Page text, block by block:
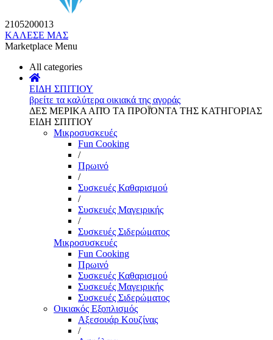
2105200013
ΚΑΛΕΣΕ ΜΑΣ
Marketplace Menu
All categories
ΕΙΔΗ ΣΠΙΤΙΟΥ
βρείτε τα καλύτερα οικιακά της αγοράς
ΔΕΣ ΜΕΡΙΚΑ ΑΠΌ ΤΑ ΠΡΟΪΌΝΤΑ ΤΗΣ ΚΑΤΗΓΟΡΙΑΣ
ΕΙΔΗ ΣΠΙΤΙΟΥ
Μικροσυσκευές
Fun Cooking
/
Πρωινό
/
Συσκευές Καθαρισμού
/
Συσκευές Μαγειρικής
/
Συσκευές Σιδερώματος
Μικροσυσκευές
Fun Cooking
Πρωινό
Συσκευές Καθαρισμού
Συσκευές Μαγειρικής
Συσκευές Σιδερώματος
Οικιακός Εξοπλισμός
Αξεσουάρ Κουζίνας
/